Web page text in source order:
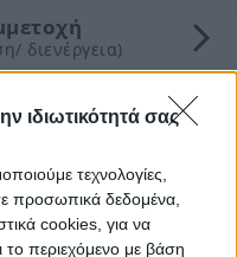
ιδιωτικότητά σας
τεχνολογίες,
προσωπικά δεδομένα,
cookies, για να
το περιεχόμενο με βάση
διενέργεια)
εκτίμηση